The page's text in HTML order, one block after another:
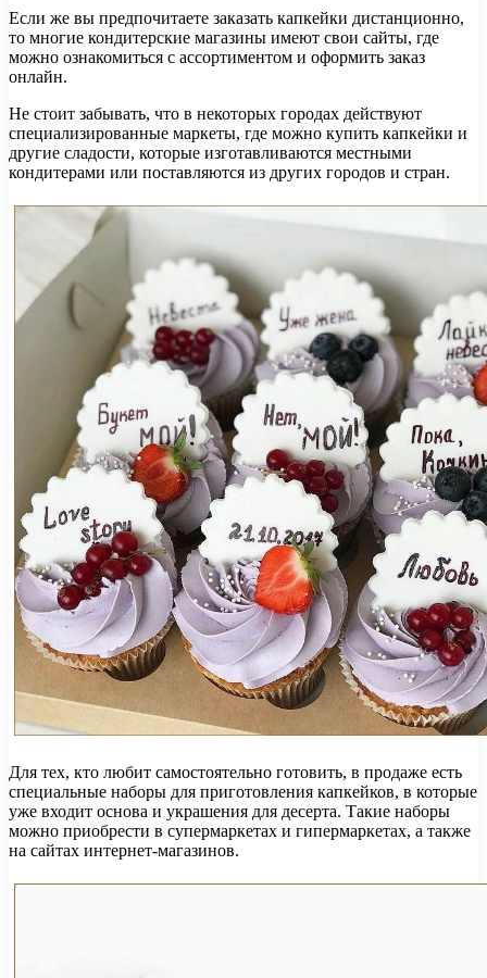
Если же вы предпочитаете заказать капкейки дистанционно,
то многие кондитерские магазины имеют свои сайты, где
можно ознакомиться с ассортиментом и оформить заказ
онлайн.
Не стоит забывать, что в некоторых городах действуют
специализированные маркеты, где можно купить капкейки и
другие сладости, которые изготавливаются местными
кондитерами или поставляются из других городов и стран.
Для тех, кто любит самостоятельно готовить, в продаже есть
специальные наборы для приготовления капкейков, в которые
уже входит основа и украшения для десерта. Такие наборы
можно приобрести в супермаркетах и гипермаркетах, а также
на сайтах интернет-магазинов.